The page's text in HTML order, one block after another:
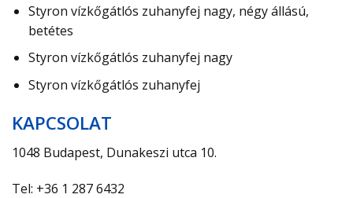
Styron vízkőgátlós zuhanyfej nagy, négy állású,
betétes
Styron vízkőgátlós zuhanyfej nagy
Styron vízkőgátlós zuhanyfej
KAPCSOLAT
1048 Budapest, Dunakeszi utca 10.
Tel: +36 1 287 6432